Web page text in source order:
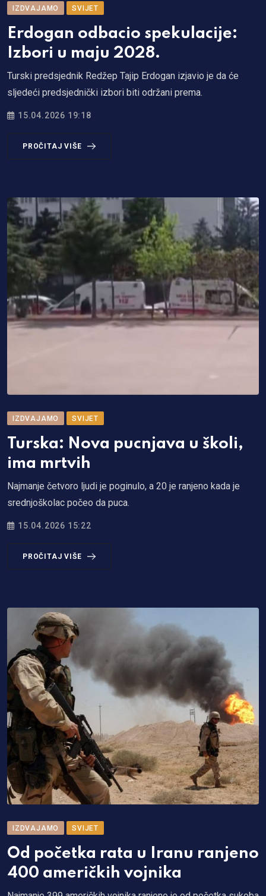
IZDVAJAMO SVIJET
Erdogan odbacio spekulacije:
Izbori u maju 2028.
Turski predsjednik Redžep Tajip Erdogan izjavio je da će
sljedeći predsjednički izbori biti održani prema.
15.04.2026 19:18
PROČITAJ VIŠE
IZDVAJAMO SVIJET
Turska: Nova pucnjava u školi,
ima mrtvih
Najmanje četvoro ljudi je poginulo, a 20 je ranjeno kada je
srednjoškolac počeo da puca.
15.04.2026 15:22
PROČITAJ VIŠE
IZDVAJAMO SVIJET
Od početka rata u Iranu ranjeno
400 američkih vojnika